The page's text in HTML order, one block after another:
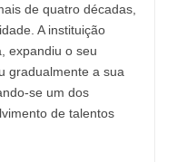
de quatro décadas,
A instituição
expandiu o seu
gradualmente a sua
se um dos
de talentos